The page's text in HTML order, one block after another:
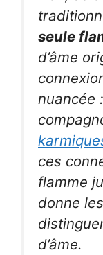
seule
d’âme
nuancée :
ces
flamme
donne
d’âme.